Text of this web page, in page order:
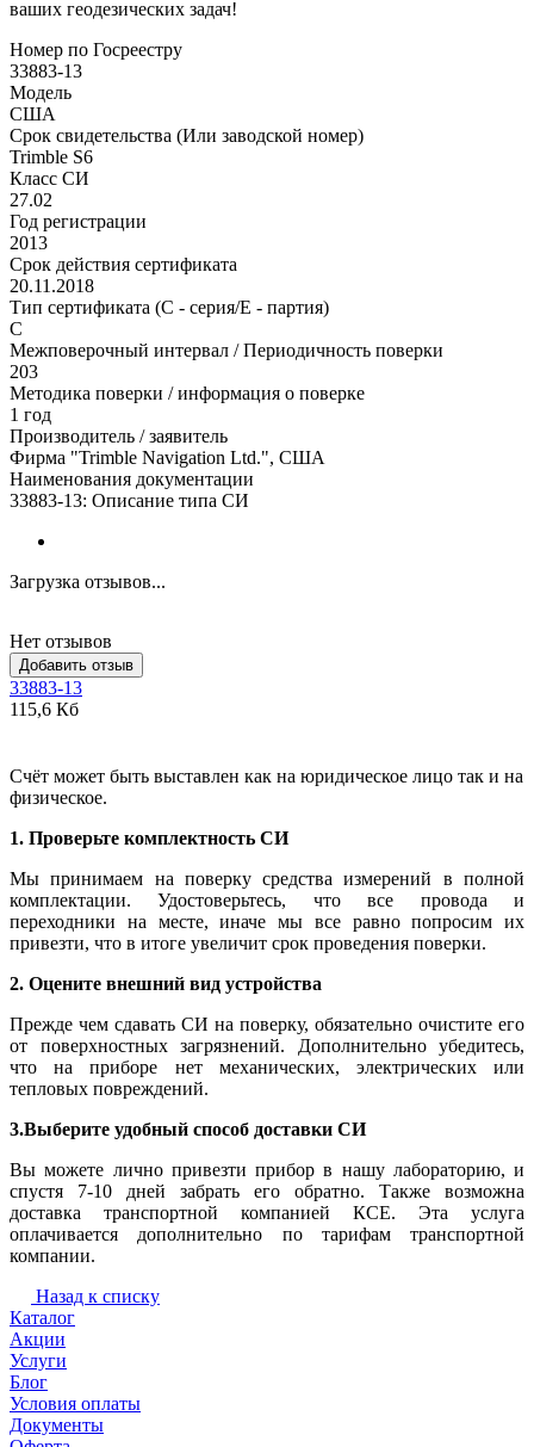
ваших геодезических задач!
Номер по Госреестру
33883-13
Модель
США
Срок свидетельства (Или заводской номер)
Trimble S6
Класс СИ
27.02
Год регистрации
2013
Срок действия сертификата
20.11.2018
Тип сертификата (C - серия/E - партия)
C
Межповерочный интервал / Периодичность поверки
203
Методика поверки / информация о поверке
1 год
Производитель / заявитель
Фирма "Trimble Navigation Ltd.", США
Наименования документации
33883-13: Описание типа СИ
Загрузка отзывов...
Нет отзывов
Добавить отзыв
33883-13
115,6 Кб
Счёт может быть выставлен как на юридическое лицо так и на
физическое.
1. Проверьте комплектность СИ
Мы принимаем на поверку средства измерений в полной
комплектации. Удостоверьтесь, что все провода и
переходники на месте, иначе мы все равно попросим их
привезти, что в итоге увеличит срок проведения поверки.
2. Оцените внешний вид устройства
Прежде чем сдавать СИ на поверку, обязательно очистите его
от поверхностных загрязнений. Дополнительно убедитесь,
что на приборе нет механических, электрических или
тепловых повреждений.
3.Выберите удобный способ доставки СИ
Вы можете лично привезти прибор в нашу лабораторию, и
спустя 7-10 дней забрать его обратно. Также возможна
доставка транспортной компанией КСЕ. Эта услуга
оплачивается дополнительно по тарифам транспортной
компании.
Назад к списку
Каталог
Акции
Услуги
Блог
Условия оплаты
Документы